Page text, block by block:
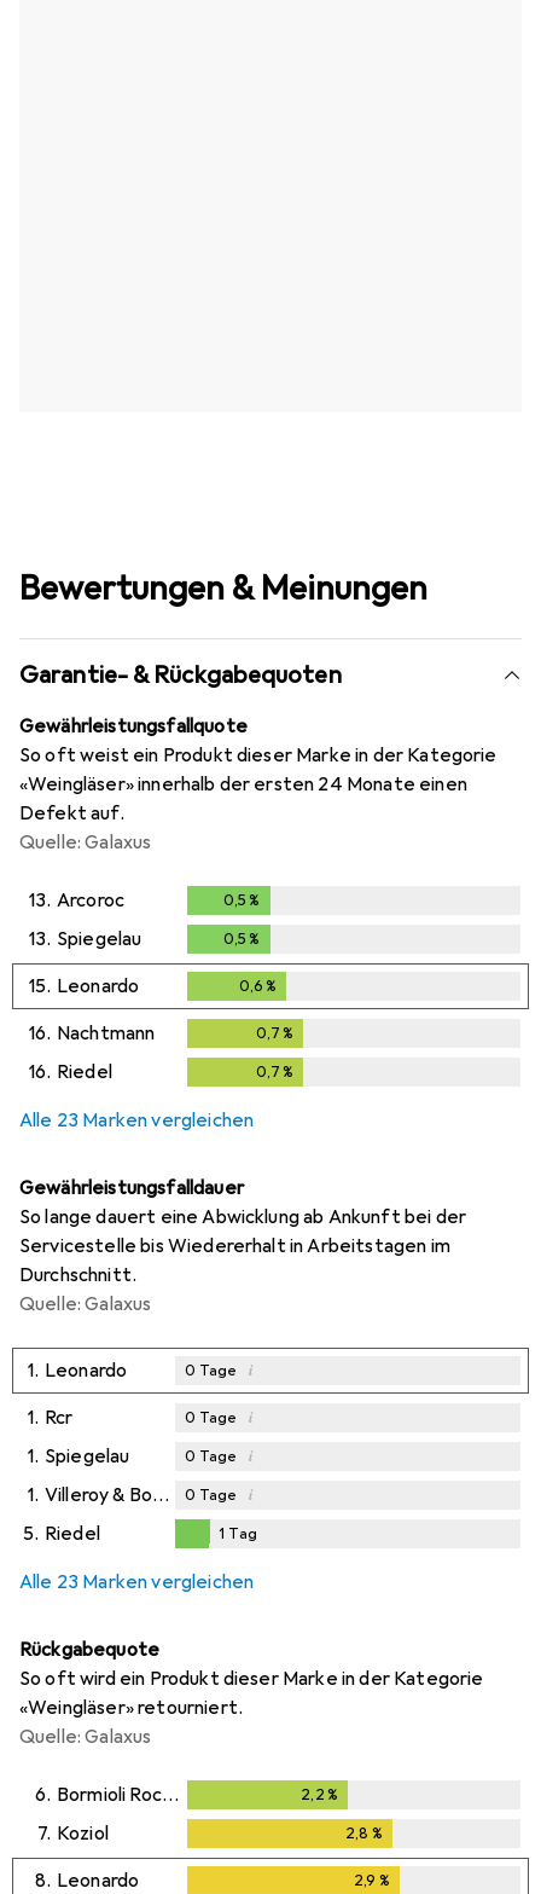
Bewertungen & Meinungen
Garantie- & Rückgabequoten
Gewährleistungsfallquote
So oft weist ein Produkt dieser Marke in der Kategorie
«Weingläser» innerhalb der ersten 24 Monate einen
Defekt auf.
Quelle: Galaxus
13. Arcoroc 0,5 %
13. Spiegelau 0,5 %
15. Leonardo 0,6 %
16. Nachtmann 0,7 %
16. Riedel 0,7 %
Alle 23 Marken vergleichen
Gewährleistungsfalldauer
So lange dauert eine Abwicklung ab Ankunft bei der
Servicestelle bis Wiedererhalt in Arbeitstagen im
Durchschnitt.
Quelle: Galaxus
1. Leonardo 0 Tage i
1. Rcr 0 Tage i
1. Spiegelau 0 Tage i
1. Villeroy & Boch 0 Tage i
5. Riedel 1 Tag
Alle 23 Marken vergleichen
Rückgabequote
So oft wird ein Produkt dieser Marke in der Kategorie
«Weingläser» retourniert.
Quelle: Galaxus
6. Bormioli Rocco 2,2 %
7. Koziol 2,8 %
8. Leonardo 2,9 %